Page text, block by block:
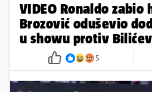
VIDEO Ronaldo
Brozović oduševio
u showu protiv
5